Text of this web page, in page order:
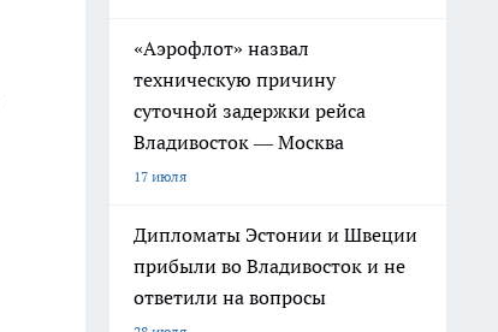
«Аэрофлот» назвал
техническую причину
суточной задержки рейса
Владивосток — Москва
17 июля
Дипломаты Эстонии и Швеции
прибыли во Владивосток и не
ответили на вопросы